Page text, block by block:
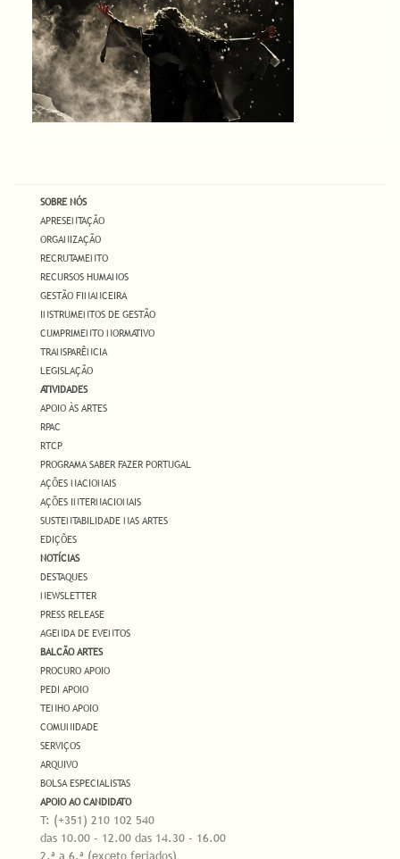
SOBRE NÓS
APRESENTAÇÃO
ORGANIZAÇÃO
RECRUTAMENTO
RECURSOS HUMANOS
GESTÃO FINANCEIRA
INSTRUMENTOS DE GESTÃO
CUMPRIMENTO NORMATIVO
TRANSPARÊNCIA
LEGISLAÇÃO
ATIVIDADES
APOIO ÀS ARTES
RPAC
RTCP
PROGRAMA SABER FAZER PORTUGAL
AÇÕES NACIONAIS
AÇÕES INTERNACIONAIS
SUSTENTABILIDADE NAS ARTES
EDIÇÕES
NOTÍCIAS
DESTAQUES
NEWSLETTER
PRESS RELEASE
AGENDA DE EVENTOS
BALCÃO ARTES
PROCURO APOIO
PEDI APOIO
TENHO APOIO
COMUNIDADE
SERVIÇOS
ARQUIVO
BOLSA ESPECIALISTAS
APOIO AO CANDIDATO
T: (+351) 210 102 540
das 10.00 - 12.00 das 14.30 - 16.00